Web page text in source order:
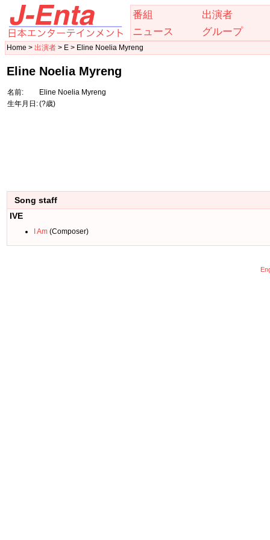
番組
出演者
ニュース
グループ
Home > 出演者 > E > Eline Noelia Myreng
Eline Noelia Myreng
名前:
Eline Noelia Myreng
生年月日:(?歳)
Song staff
IVE
I Am (Composer)